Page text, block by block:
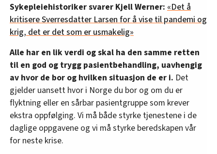
Sykepleiehistoriker svarer Kjell Werner: «Det å
kritisere Sverresdatter Larsen for å vise til pandemi og
krig, det er det som er usmakelig»
Alle har en lik verdi og skal ha den samme retten
til en god og trygg pasientbehandling, uavhengig
av hvor de bor og hvilken situasjon de er i. Det
gjelder uansett hvor i Norge du bor og om du er
flyktning eller en sårbar pasientgruppe som krever
ekstra oppfølging. Vi må både styrke tjenestene i de
daglige oppgavene og vi må styrke beredskapen vår
for neste krise.